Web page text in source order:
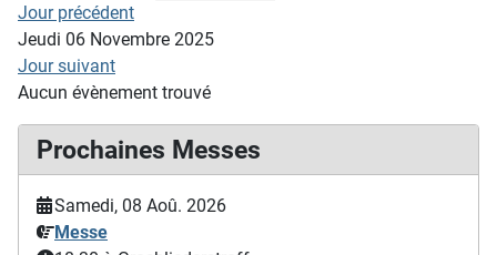
Jour précédent
Jeudi 06 Novembre 2025
Jour suivant
Aucun évènement trouvé
Prochaines Messes
Samedi, 08 Aoû. 2026
Messe